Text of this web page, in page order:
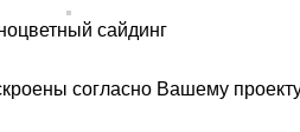
сайдинг
согласно Вашему